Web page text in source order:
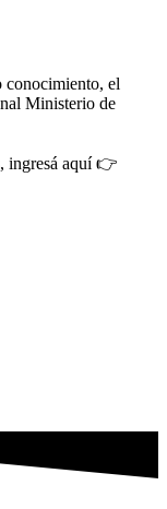
conocimiento, el
Ministerio de
ingresá aquí 👉